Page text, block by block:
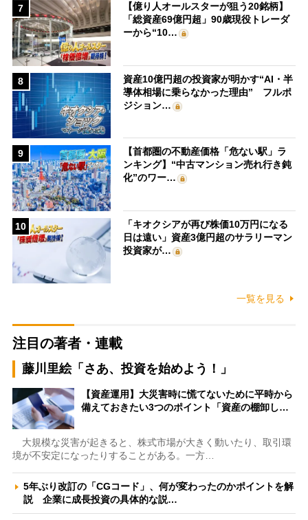
7
【億り人オールスターが狙う20銘柄】
「総資産69億円超」90歳現役トレーダ
ーから“10…
8
資産10億円超の投資家が明かす“AI・半
導体相場に乗らなかった理由” フルポ
ジション…
9
【首都圏の不動産価格「危ない駅」ラ
ンキング】“中古マンション売れ行き鈍
化”のワー…
10
「キオクシアが再び株価10万円になる
日は遠い」資産3億円超のサラリーマン
投資家が…
一覧を見る
注目の著者・連載
藤川里絵「さあ、投資を始めよう！」
【資産運用】大災害時に慌てないために平時から
備えておきたい3つのポイント「資産の棚卸し…
大規模な災害が起きると、株式市場が大きく動いたり、取引環
境が不安定になったりすることがある。一方…
5年ぶり改訂の「CGコード」、何が変わったのかポイントを解
説 企業に成長投資の具体的な説…